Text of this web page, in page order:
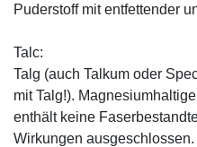
Puderstoff mit entfettender
Talc:
Talg (auch Talkum oder
mit Talg!).
enthält keine
Wirkungen